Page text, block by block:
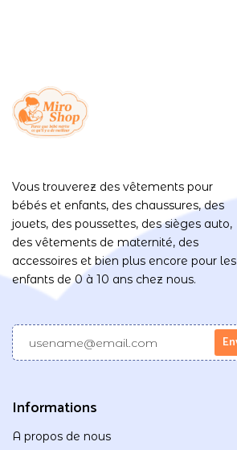
Vous trouverez des vêtements pour
bébés et enfants, des chaussures, des
jouets, des poussettes, des sièges auto,
des vêtements de maternité, des
accessoires et bien plus encore pour les
enfants de 0 à 10 ans chez nous.
Informations
A propos de nous